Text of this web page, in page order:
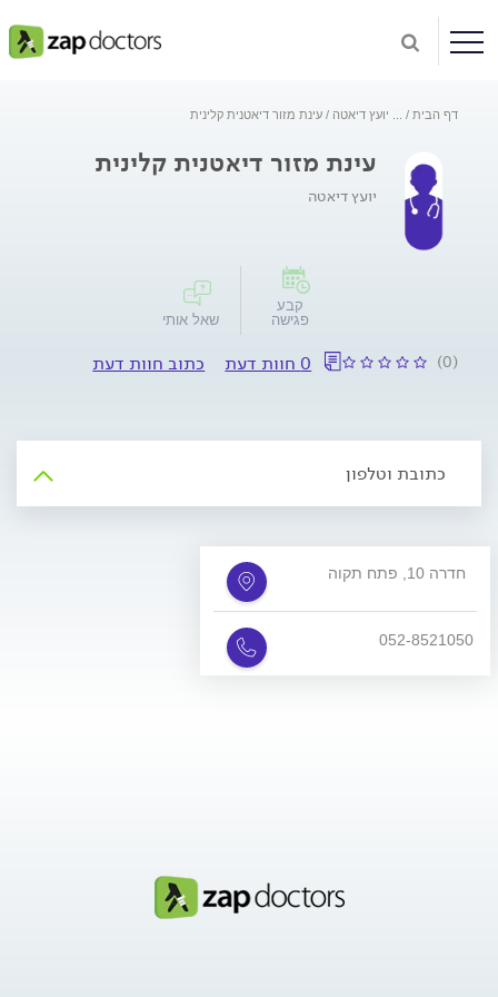
דף הבית יועץ דיאטה עינת מזור דיאטנית קלינית
עינת מזור דיאטנית קלינית
יועץ דיאטה
קבע
פגישה
שאל אותי
(0) 0 חוות דעת כתוב חוות דעת
כתובת וטלפון
חדרה 10, פתח תקוה
052-8521050